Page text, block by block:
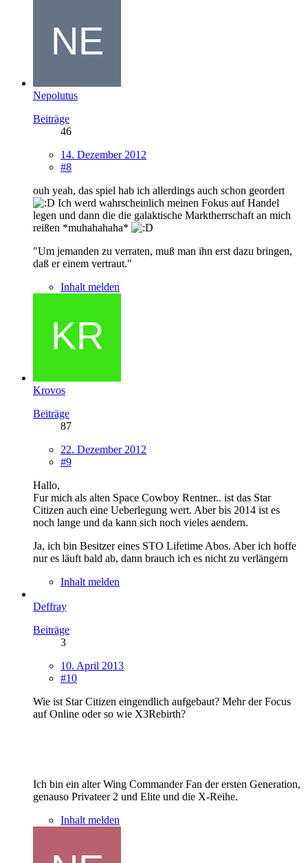
Nepolutus
Beiträge
46
14. Dezember 2012
#8
ouh yeah, das spiel hab ich allerdings auch schon geordert
Ich werd wahrscheinlich meinen Fokus auf Handel
legen und dann die die galaktische Marktherrschaft an mich
reißen *muhahahaha*
"Um jemanden zu verraten, muß man ihn erst dazu bringen,
daß er einem vertraut."
Inhalt melden
Krovos
Beiträge
87
22. Dezember 2012
#9
Hallo,
Fur mich als alten Space Cowboy Rentner.. ist das Star
Citizen auch eine Ueberlegung wert. Aber bis 2014 ist es
noch lange und da kann sich noch vieles aendern.
Ja, ich bin Besitzer eines STO Lifetime Abos. Aber ich hoffe
nur es läuft bald ab, dann brauch ich es nicht zu verlängern
Inhalt melden
Deffray
Beiträge
3
10. April 2013
#10
Wie ist Star Citizen eingendlich aufgebaut? Mehr der Focus
auf Online oder so wie X3Rebirth?
Ich bin ein alter Wing Commander Fan der ersten Generation,
genauso Privateer 2 und Elite und die X-Reihe.
Inhalt melden